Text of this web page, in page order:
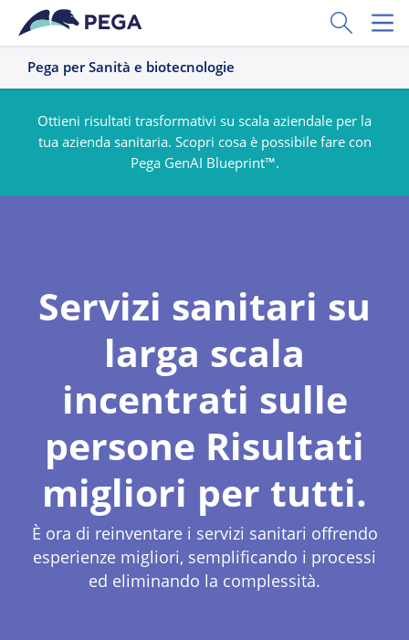
Vai direttamente al contenuto principale
Toggle
Pega per Sanità e biotecnologie
Ottieni risultati trasformativi su scala aziendale per la
tua azienda sanitaria. Scopri cosa è possibile fare con
Pega GenAI Blueprint™.
Servizi sanitari su
larga scala
incentrati sulle
persone Risultati
migliori per tutti.
È ora di reinventare i servizi sanitari offrendo
esperienze migliori, semplificando i processi
ed eliminando la complessità.